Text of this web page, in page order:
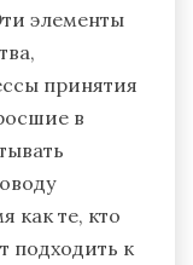
элементы
принятия
в
как те, кто
подходить к